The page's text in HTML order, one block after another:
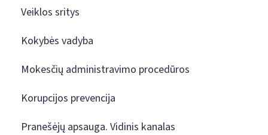
Veiklos sritys
Kokybės vadyba
Mokesčių administravimo procedūros
Korupcijos prevencija
Pranešėjų apsauga. Vidinis kanalas